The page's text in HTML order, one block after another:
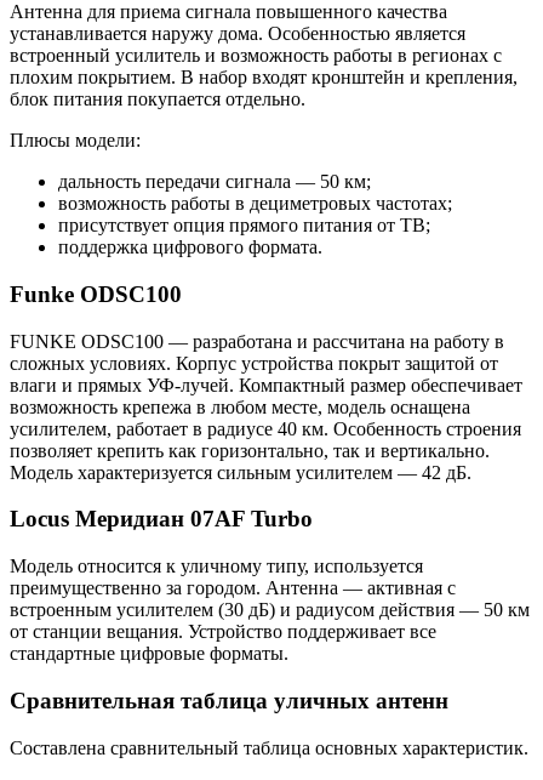
Антенна для приема сигнала повышенного качества
устанавливается наружу дома. Особенностью является
встроенный усилитель и возможность работы в регионах с
плохим покрытием. В набор входят кронштейн и крепления,
блок питания покупается отдельно.
Плюсы модели:
дальность передачи сигнала — 50 км;
возможность работы в дециметровых частотах;
присутствует опция прямого питания от ТВ;
поддержка цифрового формата.
Funke ODSC100
FUNKE ODSC100 — разработана и рассчитана на работу в
сложных условиях. Корпус устройства покрыт защитой от
влаги и прямых УФ-лучей. Компактный размер обеспечивает
возможность крепежа в любом месте, модель оснащена
усилителем, работает в радиусе 40 км. Особенность строения
позволяет крепить как горизонтально, так и вертикально.
Модель характеризуется сильным усилителем — 42 дБ.
Locus Меридиан 07AF Turbo
Модель относится к уличному типу, используется
преимущественно за городом. Антенна — активная с
встроенным усилителем (30 дБ) и радиусом действия — 50 км
от станции вещания. Устройство поддерживает все
стандартные цифровые форматы.
Сравнительная таблица уличных антенн
Составлена сравнительный таблица основных характеристик.